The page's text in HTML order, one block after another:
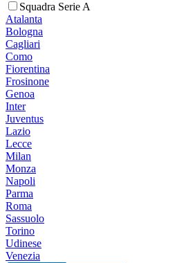
Squadra Serie A
Atalanta
Bologna
Cagliari
Como
Fiorentina
Frosinone
Genoa
Inter
Juventus
Lazio
Lecce
Milan
Monza
Napoli
Parma
Roma
Sassuolo
Torino
Udinese
Venezia